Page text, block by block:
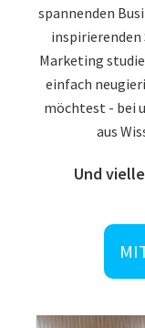
spannenden
inspirierenden
Marketing
einfach
möchtest - bei
aus
Und